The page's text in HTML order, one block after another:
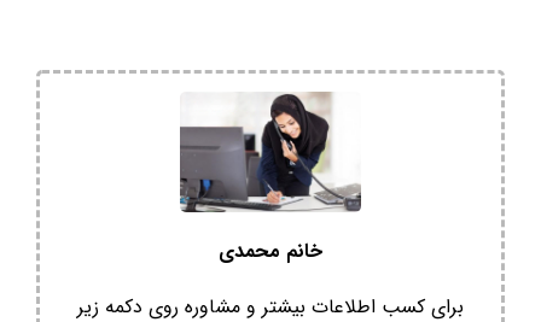
خانم محمدی
برای کسب اطلاعات بیشتر و مشاوره روی دکمه زیر